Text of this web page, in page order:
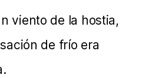
viento de la hostia,
de frío era